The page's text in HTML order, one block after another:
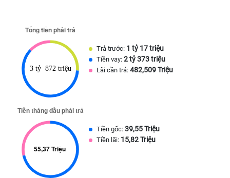
Trả trước: 1 tỷ 17 triệu
Tiền vay: 2 tỷ 373 triệu
Lãi cần trả: 482,509 Triệu
Tiền gốc: 39,55 Triệu
Tiền lãi: 15,82 Triệu